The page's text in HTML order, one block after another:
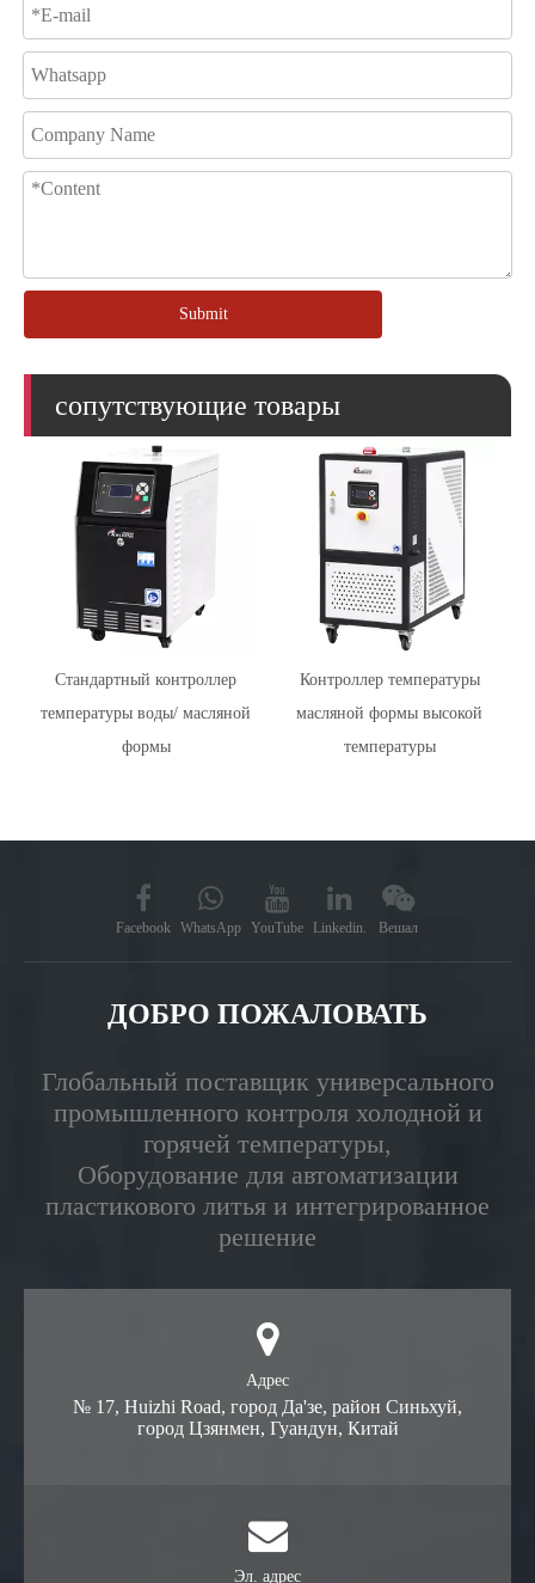
Submit
сопутствующие товары
Стандартный контроллер
температуры воды/ масляной
формы
Контроллер температуры
масляной формы высокой
температуры
Facebook WhatsApp YouTube Linkedin. Вешал
ДОБРО ПОЖАЛОВАТЬ
Глобальный поставщик универсального
промышленного контроля холодной и
горячей температуры,
Оборудование для автоматизации
пластикового литья и интегрированное
решение
Адрес
№ 17, Huizhi Road, город Да'зе, район Синьхуй,
город Цзянмен, Гуандун, Китай
Эл. адрес